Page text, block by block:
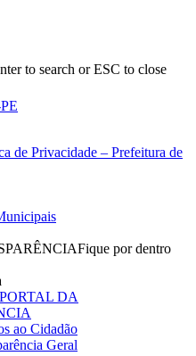
to search or ESC to close
de Privacidade – Prefeitura de
Fique por dentro
DA
ao Cidadão
Geral